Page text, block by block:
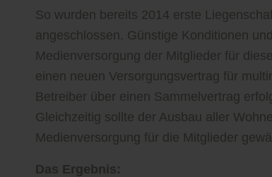
So wurden bereits 2014 erste
angeschlossen. Günstige Konditionen
Medienversorgung der Mitglieder für
einen neuen Versorgungsvertrag für
Betreiber über einen Sammelvertrag
Gleichzeitig sollte der Ausbau aller
Medienversorgung für die Mitglieder
Das Ergebnis: